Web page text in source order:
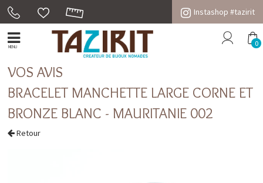
Instashop #tazirit
MENU 0
VOS AVIS
BRACELET MANCHETTE LARGE CORNE ET
BRONZE BLANC - MAURITANIE 002
Retour